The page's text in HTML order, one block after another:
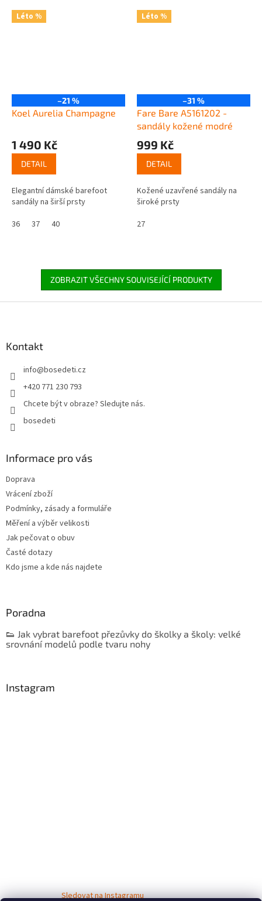
Léto %
–21 %
Koel Aurelia Champagne
1 490 Kč
DETAIL
Elegantní dámské barefoot
sandály na širší prsty
36
37 40
Léto %
–31 %
Fare Bare A5161202 -
sandály kožené modré
999 Kč
DETAIL
Kožené uzavřené sandály na
široké prsty
27
ZOBRAZIT VŠECHNY SOUVISEJÍCÍ PRODUKTY
Kontakt
info@bosedeti.cz
+420 771 230 793
Chcete být v obraze? Sledujte nás.
bosedeti
Informace pro vás
Doprava
Vrácení zboží
Podmínky, zásady a formuláře
Měření a výběr velikosti
Jak pečovat o obuv
Časté dotazy
Kdo jsme a kde nás najdete
Poradna
👟 Jak vybrat barefoot přezůvky do školky a školy: velké
srovnání modelů podle tvaru nohy
Instagram
Sledovat na Instagramu